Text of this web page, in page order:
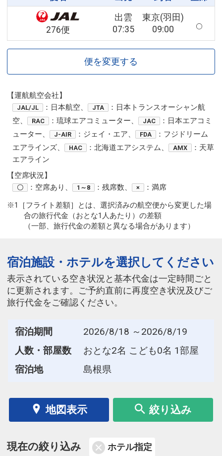
276便
出雲
07:35
東京(羽田)
09:00
便を変更する
【運航航空会社】
JAL/JL ：日本航空、 JTA
：日本トランスオーシャン航
空、
RAC ：琉球エアコミューター、 JAC
：日本エアコミ
ューター、
J-AIR ：ジェイ・エア、 FDA
：フジドリーム
エアラインズ、
HAC ：北海道エアシステム、 AMX
：天草
エアライン
【空席状況】
〇 ：空席あり、 1～8 ：残席数、 ×
：満席
※1［フライト差額］とは、選択済みの航空便から変更した場
合の旅行代金（おとな1人あたり）の差額
（一部、旅行代金の差額と異なる場合があります）
宿泊施設・ホテルを選択してください
表示されている空き状況と基本代金は一定時間ごと
に更新されます。ご予約直前に再度空き状況及びご
旅行代金をご確認ください。
宿泊期間
2026/8/18 ～2026/8/19
人数・部屋数
おとな2名 こども0名 1部屋
宿泊地
島根県
地図表示 絞り込み
現在の絞り込み ホテル指定